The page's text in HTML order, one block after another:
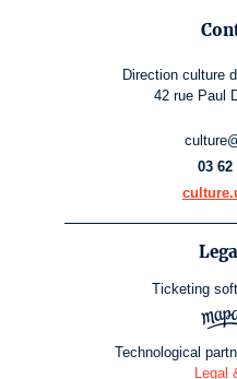
Direction culture
42 rue Paul
03 62
Ticketing
Technological